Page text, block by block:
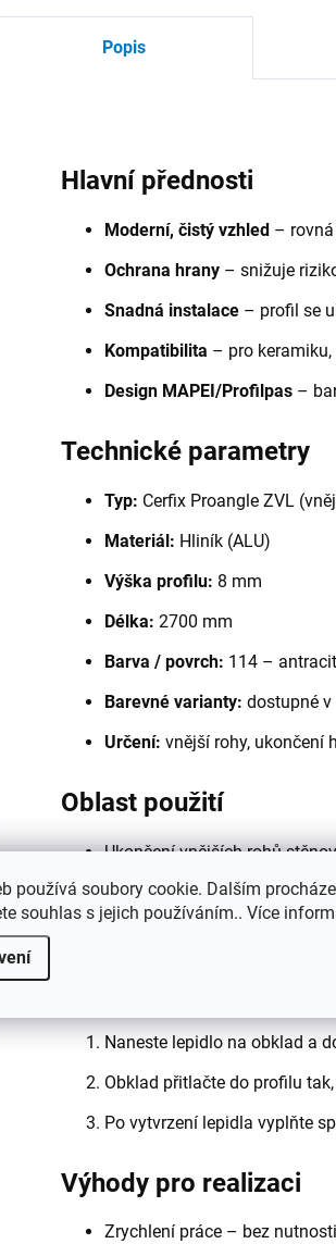
používá soubory cookie. Dalším
souhlas s jejich používáním.. Více
Popis
Hlavní přednosti
Moderní, čistý vzhled –
Ochrana hrany – snižuje
Snadná instalace – profil se
Kompatibilita – pro
Design MAPEI/Profilpas –
Technické parametry
Typ: Cerfix Proangle ZVL
Materiál: Hliník (ALU)
Výška profilu: 8 mm
Délka: 2700 mm
Barva / povrch: 114 –
Barevné varianty: dostupné
Určení: vnější rohy, ukončení
Oblast použití
Ukončení vnějších rohů
Ochrana exponovaných hran
Estetické oddělení různých
Naneste lepidlo na obklad a
Obklad přitlačte do profilu
Po vytvrzení lepidla vyplňte
Výhody pro realizaci
Zrychlení práce – bez